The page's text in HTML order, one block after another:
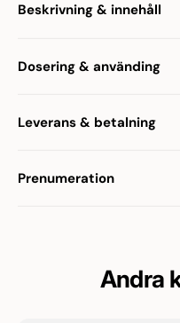
Beskrivning & innehåll
Dosering & använding
Leverans & betalning
Prenumeration
Andra